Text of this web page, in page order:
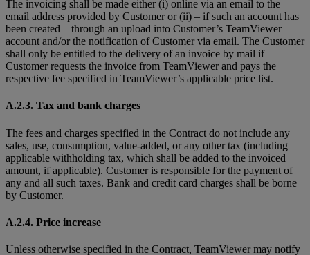
The invoicing shall be made either (i) online via an email to the
email address provided by Customer or (ii) – if such an account has
been created – through an upload into Customer’s TeamViewer
account and/or the notification of Customer via email. The Customer
shall only be entitled to the delivery of an invoice by mail if
Customer requests the invoice from TeamViewer and pays the
respective fee specified in TeamViewer’s applicable price list.
A.2.3. Tax and bank charges
The fees and charges specified in the Contract do not include any
sales, use, consumption, value-added, or any other tax (including
applicable withholding tax, which shall be added to the invoiced
amount, if applicable). Customer is responsible for the payment of
any and all such taxes. Bank and credit card charges shall be borne
by Customer.
A.2.4. Price increase
Unless otherwise specified in the Contract, TeamViewer may notify